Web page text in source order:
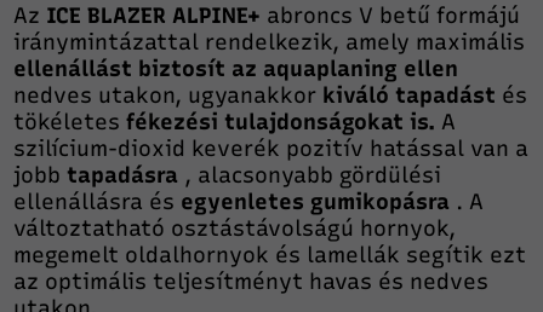
Az ICE BLAZER ALPINE+ abroncs V betű formájú
iránymintázattal rendelkezik, amely maximális
ellenállást biztosít az aquaplaning ellen
nedves utakon, ugyanakkor kiváló tapadást és
tökéletes fékezési tulajdonságokat is. A
szilícium-dioxid keverék pozitív hatással van a
jobb tapadásra , alacsonyabb gördülési
ellenállásra és egyenletes gumikopásra . A
változtatható osztástávolságú hornyok,
megemelt oldalhornyok és lamellák segítik ezt
az optimális teljesítményt havas és nedves